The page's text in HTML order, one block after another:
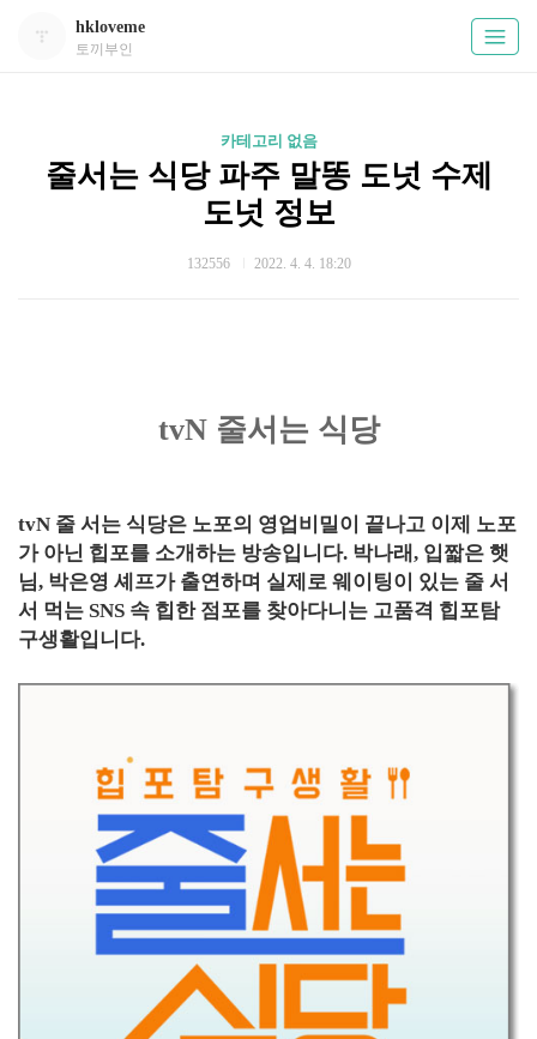
hkloveme
토끼부인
카테고리 없음
줄서는 식당 파주 말똥 도넛 수제
도넛 정보
132556 2022. 4. 4. 18:20
tvN 줄서는 식당
tvN 줄 서는 식당은 노포의 영업비밀이 끝나고 이제 노포
가 아닌 힙포를 소개하는 방송입니다. 박나래, 입짧은 햇
님, 박은영 셰프가 출연하며 실제로 웨이팅이 있는 줄 서
서 먹는 SNS 속 힙한 점포를 찾아다니는 고품격 힙포탐
구생활입니다.